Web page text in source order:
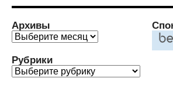
Архивы
Архивы
Рубрики
Рубрики